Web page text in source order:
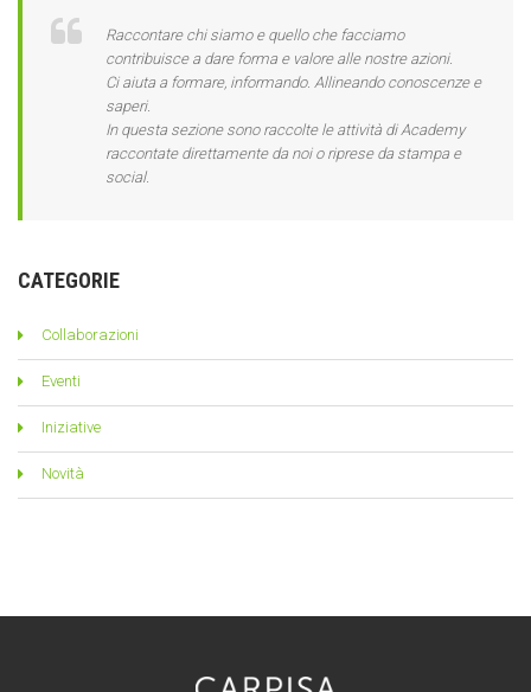
Raccontare chi siamo e quello che facciamo
contribuisce a dare forma e valore alle nostre azioni.
Ci aiuta a formare, informando. Allineando conoscenze e
saperi.
In questa sezione sono raccolte le attività di Academy
raccontate direttamente da noi o riprese da stampa e
social.
CATEGORIE
Collaborazioni
Eventi
Iniziative
Novità